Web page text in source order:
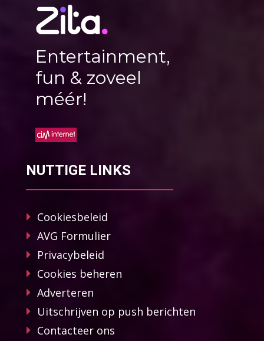
Entertainment,
fun & zoveel
méér!
NUTTIGE LINKS
Cookiesbeleid
AVG Formulier
Privacybeleid
Cookies beheren
Adverteren
Uitschrijven op push berichten
Contacteer ons